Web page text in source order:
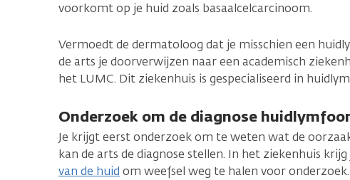
voorkomt op je huid zoals basaalcelcarcinoom.
Vermoedt de dermatoloog dat je misschien een
de arts je doorverwijzen naar een academisch
het LUMC. Dit ziekenhuis is gespecialiseerd in
Onderzoek om de diagnose
Je krijgt eerst onderzoek om te weten wat de
kan de arts de diagnose stellen. In het ziekenhuis krijg
van de huid om weefsel weg te halen voor